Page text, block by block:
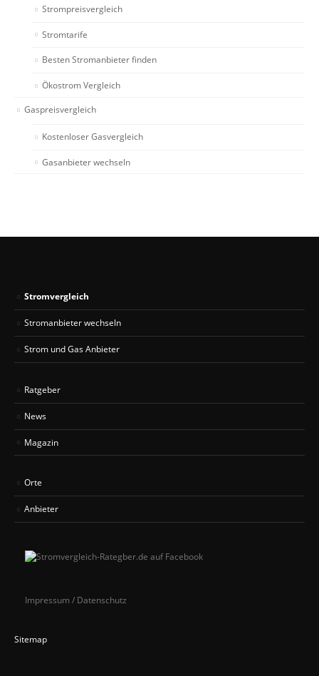
Strompreisvergleich
Stromtarife
Besten Stromanbieter finden
Ökostrom Vergleich
Gaspreisvergleich
Kostenloser Gasvergleich
Gasanbieter wechseln
Stromvergleich
Stromanbieter wechseln
Strom und Gas Anbieter
Ratgeber
News
Magazin
Orte
Anbieter
Impressum / Datenschutz
Sitemap